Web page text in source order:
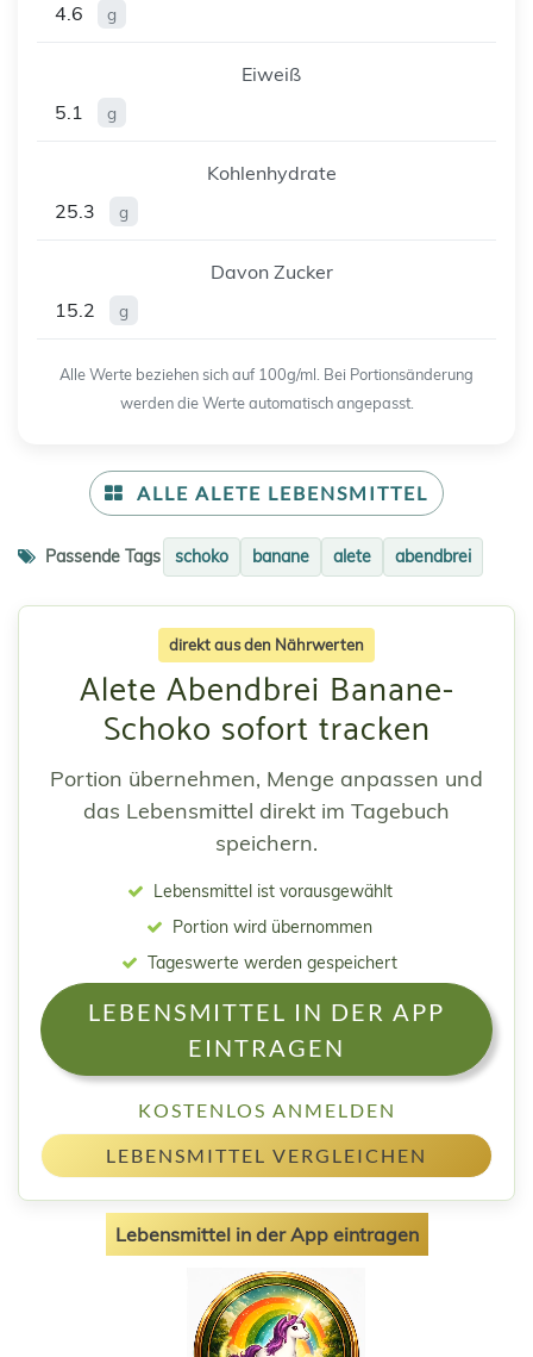
4.6
g
Eiweiß
5.1
g
Kohlenhydrate
25.3
g
Davon Zucker
15.2
g
Alle Werte beziehen sich auf 100g/ml. Bei Portionsänderung
werden die Werte automatisch angepasst.
ALLE ALETE LEBENSMITTEL
Passende Tags schoko banane alete abendbrei
direkt aus den Nährwerten
Alete Abendbrei Banane-
Schoko sofort tracken
Portion übernehmen, Menge anpassen und
das Lebensmittel direkt im Tagebuch
speichern.
Lebensmittel ist vorausgewählt
Portion wird übernommen
Tageswerte werden gespeichert
LEBENSMITTEL IN DER APP
EINTRAGEN
KOSTENLOS ANMELDEN
LEBENSMITTEL VERGLEICHEN
Lebensmittel in der App eintragen